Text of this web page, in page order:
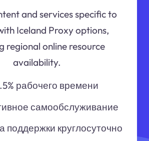
and services specific to
Iceland Proxy options,
regional online resource
availability.
рабочего времени
самообслуживание
поддержки круглосуточно